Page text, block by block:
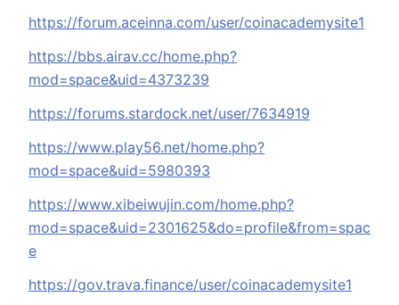
https://forum.aceinna.com/user/coinacademysite1
https://bbs.airav.cc/home.php?
mod=space&uid=4373239
https://forums.stardock.net/user/7634919
https://www.play56.net/home.php?
mod=space&uid=5980393
https://www.xibeiwujin.com/home.php?
mod=space&uid=2301625&do=profile&from=spac
e
https://gov.trava.finance/user/coinacademysite1